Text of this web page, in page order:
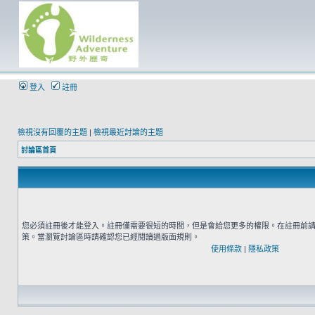
登入 註冊
檢視沒有回覆的主題 | 檢視最近討論的主題
討論區首頁
您必須註冊後才能登入。註冊僅需要很短的時間，但是會給您更多的權限。在註冊前
策。當瀏覽討論區時請確認您已經閱讀過版面規則。
使用條款 | 隱私政策